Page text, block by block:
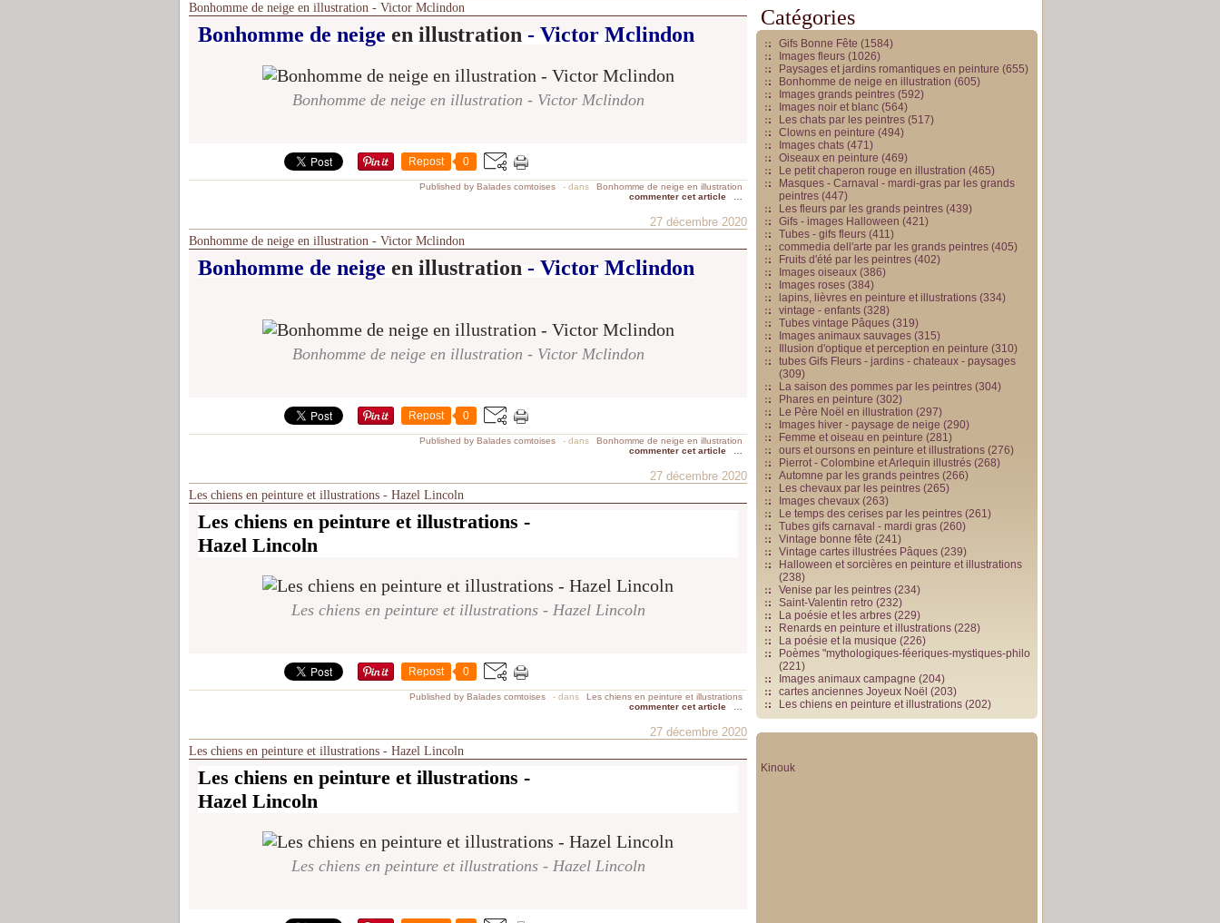
Bonhomme de neige en illustration - Victor Mclindon
Bonhomme de neige en illustration - Victor Mclindon
Bonhomme de neige en illustration - Victor Mclindon
Repost 0
Published by Balades comtoises - dans
Bonhomme de neige en illustration
commenter cet article
27 décembre 2020
Bonhomme de neige en illustration - Victor Mclindon
Bonhomme de neige en illustration - Victor Mclindon
Bonhomme de neige en illustration - Victor Mclindon
Repost 0
Published by Balades comtoises - dans
Bonhomme de neige en illustration
commenter cet article
27 décembre 2020
Les chiens en peinture et illustrations - Hazel Lincoln
Les chiens en peinture et illustrations -
Hazel Lincoln
Les chiens en peinture et illustrations - Hazel Lincoln
Repost 0
Published by Balades comtoises - dans
Les chiens en peinture et illustrations
commenter cet article
27 décembre 2020
Les chiens en peinture et illustrations - Hazel Lincoln
Les chiens en peinture et illustrations -
Hazel Lincoln
Les chiens en peinture et illustrations - Hazel Lincoln
Catégories
Gifs Bonne Fête (1584)
Images fleurs (1026)
Paysages et jardins romantiques en peinture (655)
Bonhomme de neige en illustration (605)
Images grands peintres (592)
Images noir et blanc (564)
Les chats par les peintres (517)
Clowns en peinture (494)
Images chats (471)
Oiseaux en peinture (469)
Le petit chaperon rouge en illustration (465)
Masques - Carnaval - mardi-gras par les grands
peintres (447)
Les fleurs par les grands peintres (439)
Gifs - images Halloween (421)
Tubes - gifs fleurs (411)
commedia dell'arte par les grands peintres (405)
Fruits d'été par les peintres (402)
Images oiseaux (386)
Images roses (384)
lapins, lièvres en peinture et illustrations (334)
vintage - enfants (328)
Tubes vintage Pâques (319)
Images animaux sauvages (315)
Illusion d'optique et perception en peinture (310)
tubes Gifs Fleurs - jardins - chateaux - paysages
(309)
La saison des pommes par les peintres (304)
Phares en peinture (302)
Le Père Noël en illustration (297)
Images hiver - paysage de neige (290)
Femme et oiseau en peinture (281)
ours et oursons en peinture et illustrations (276)
Pierrot - Colombine et Arlequin illustrés (268)
Automne par les grands peintres (266)
Les chevaux par les peintres (265)
Images chevaux (263)
Le temps des cerises par les peintres (261)
Tubes gifs carnaval - mardi gras (260)
Vintage bonne fête (241)
Vintage cartes illustrées Pâques (239)
Halloween et sorcières en peinture et illustrations
(238)
Venise par les peintres (234)
Saint-Valentin retro (232)
La poésie et les arbres (229)
Renards en peinture et illustrations (228)
La poésie et la musique (226)
Poèmes "mythologiques-féeriques-mystiques-philo
(221)
Images animaux campagne (204)
cartes anciennes Joyeux Noël (203)
Les chiens en peinture et illustrations (202)
Kinouk